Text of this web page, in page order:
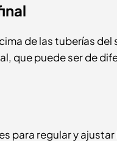
de las tuberías
que puede ser de
para regular y